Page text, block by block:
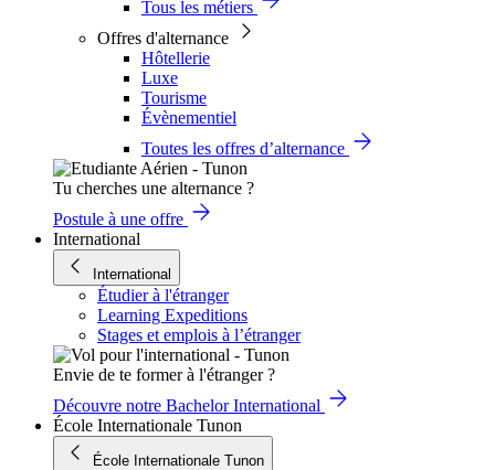
Tous les métiers
Offres d'alternance
Hôtellerie
Luxe
Tourisme
Évènementiel
Toutes les offres d’alternance
Tu cherches une alternance ?
Postule à une offre
International
International
Étudier à l'étranger
Learning Expeditions
Stages et emplois à l’étranger
Envie de te former à l'étranger ?
Découvre notre Bachelor International
École Internationale Tunon
École Internationale Tunon